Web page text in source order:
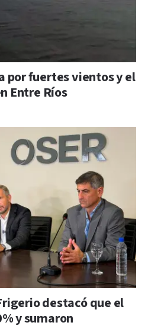
por fuertes vientos y el
Entre Ríos
destacó que el
y sumaron